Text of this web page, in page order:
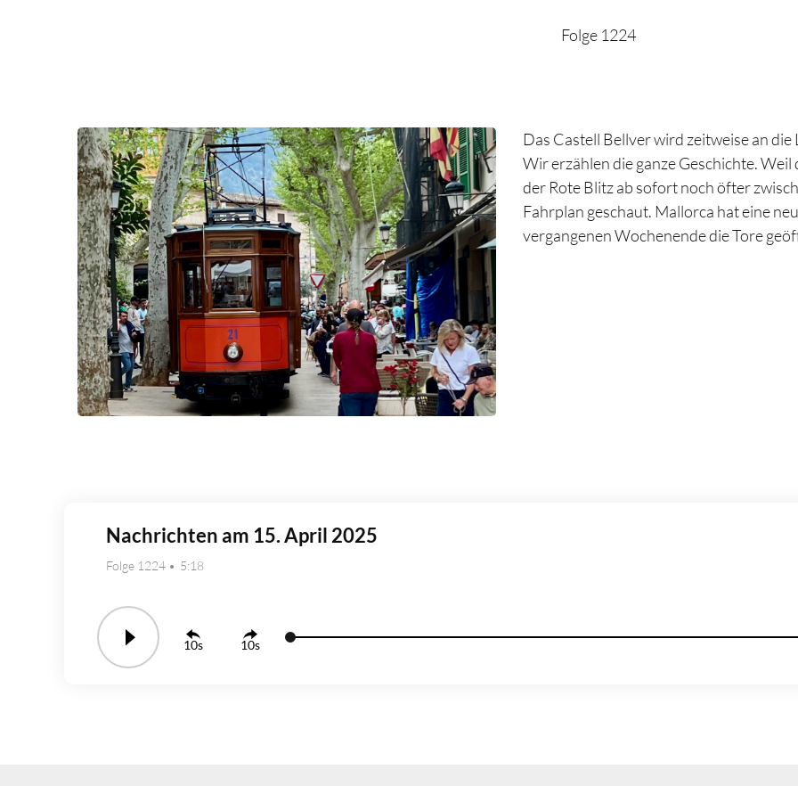
Folge 1224
Das Castell Bellver wird zeitweise an
Wir erzählen die ganze Geschichte.
der Rote Blitz ab sofort noch öfter
Fahrplan geschaut. Mallorca hat eine
vergangenen Wochenende die Tore
Nachrichten am 15. April 2025
Folge 1224 5:18
10 10